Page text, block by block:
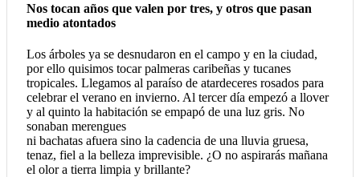
Nos tocan años que valen por tres, y otros que pasan
medio atontados
Los árboles ya se desnudaron en el campo y en la ciudad,
por ello quisimos tocar palmeras caribeñas y tucanes
tropicales. Llegamos al paraíso de atardeceres rosados para
celebrar el verano en invierno. Al tercer día empezó a llover
y al quinto la habitación se empapó de una luz gris. No
sonaban merengues
ni bachatas afuera sino la cadencia de una lluvia gruesa,
tenaz, fiel a la belleza imprevisible. ¿O no aspirarás mañana
el olor a tierra limpia y brillante?